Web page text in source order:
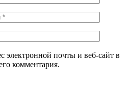
электронной почты и веб-сайт в
комментария.